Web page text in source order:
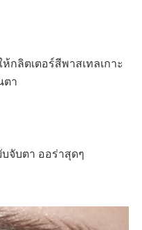
กลิตเตอร์สีพาสเทลเกาะ
ตา
จับตา ออร่าสุดๆ